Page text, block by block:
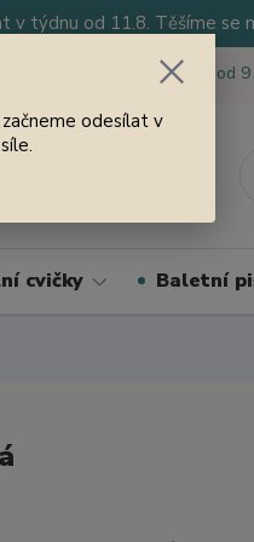
v týdnu od 11.8. Těšíme se
Jsme tu pro Vás od
cvičky Baletní
odesílat v